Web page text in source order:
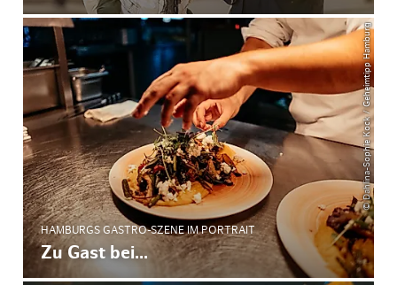
© Dahlina-Sophie Kock / Geheimtipp Hamburg
HAMBURGS GASTRO-SZENE IM PORTRAIT
Zu Gast bei...